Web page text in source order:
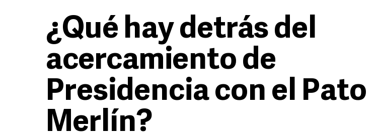
¿Qué hay detrás del
acercamiento de
Presidencia con el Pato
Merlín?